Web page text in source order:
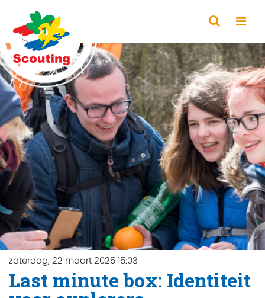
zaterdag, 22 maart 2025 15:03
Last minute box: Identiteit